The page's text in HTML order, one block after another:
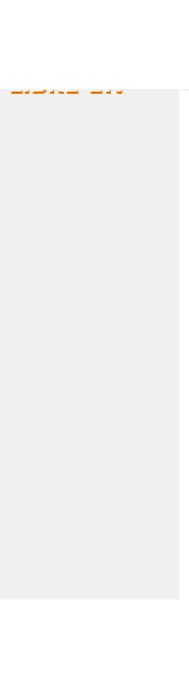
LIBRE EN